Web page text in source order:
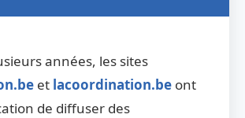
années, les sites
et lacoordination.be ont
de diffuser des